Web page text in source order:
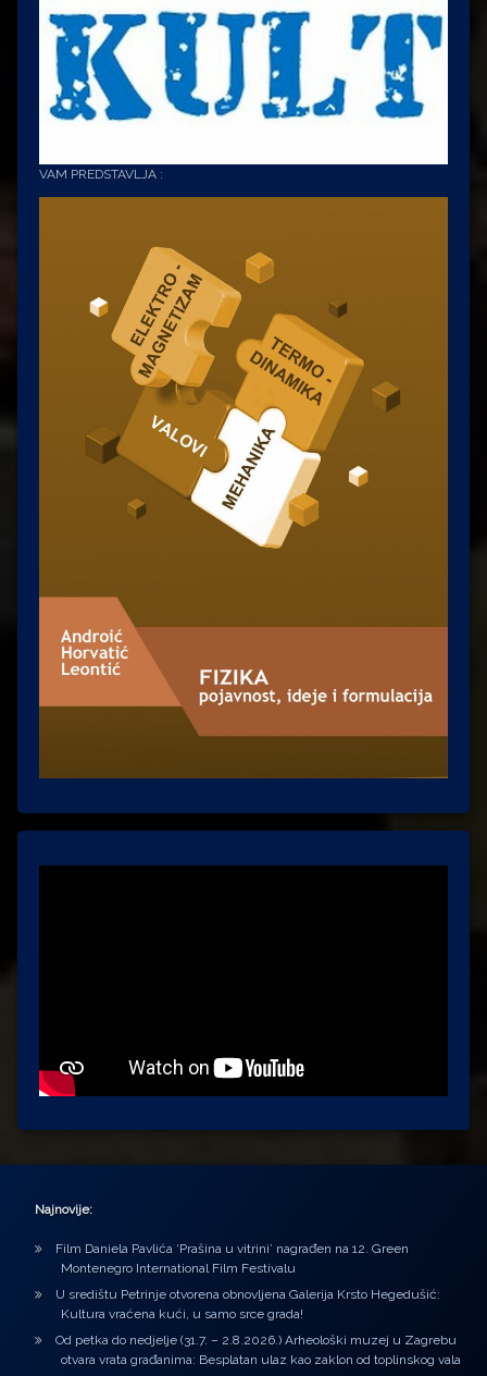
VAM PREDSTAVLJA :
Najnovije:
Film Daniela Pavlića ‘Prašina u vitrini’ nagrađen na 12. Green
Montenegro International Film Festivalu
U središtu Petrinje otvorena obnovljena Galerija Krsto Hegedušić:
Kultura vraćena kući, u samo srce grada!
Od petka do nedjelje (31.7. – 2.8.2026.) Arheološki muzej u Zagrebu
otvara vrata građanima: Besplatan ulaz kao zaklon od toplinskog vala